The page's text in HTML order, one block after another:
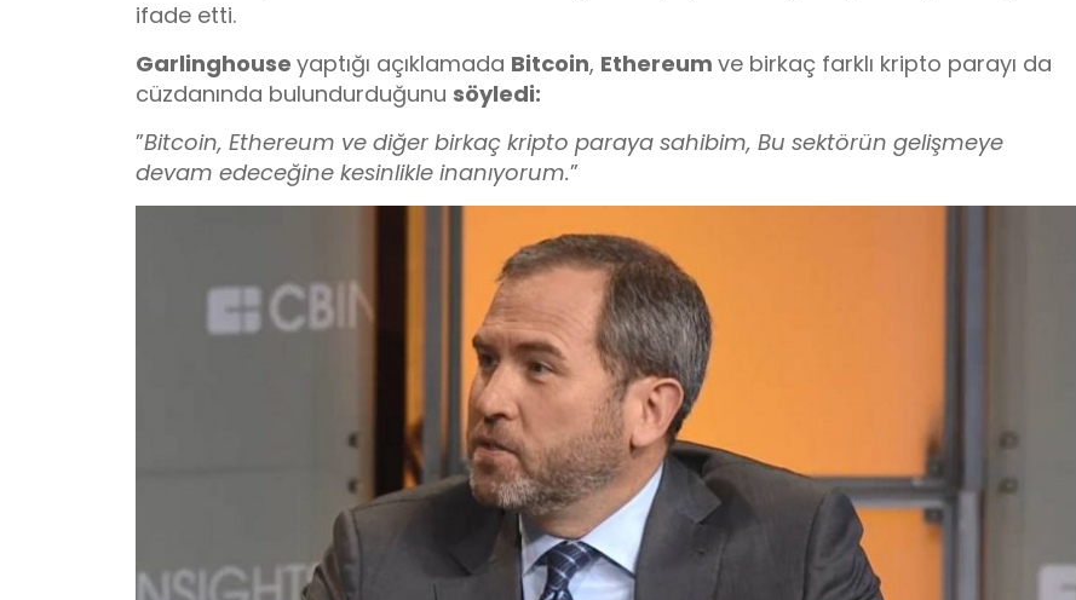
ifade etti.
Garlinghouse yaptığı açıklamada Bitcoin, Ethereum ve birkaç farklı kripto parayı da
cüzdanında bulundurduğunu söyledi:
”Bitcoin, Ethereum ve diğer birkaç kripto paraya sahibim, Bu sektörün gelişmeye
devam edeceğine kesinlikle inanıyorum.”